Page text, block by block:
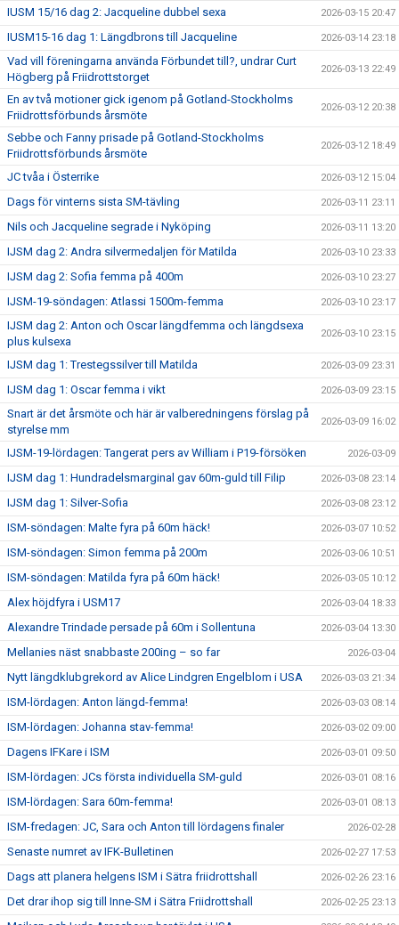
IUSM 15/16 dag 2: Jacqueline dubbel sexa 2026-03-15 20:47
IUSM15-16 dag 1: Längdbrons till Jacqueline 2026-03-14 23:18
Vad vill föreningarna använda Förbundet till?, undrar Curt
Högberg på Friidrottstorget
2026-03-13 22:49
En av två motioner gick igenom på Gotland-Stockholms
Friidrottsförbunds årsmöte
2026-03-12 20:38
Sebbe och Fanny prisade på Gotland-Stockholms
Friidrottsförbunds årsmöte
2026-03-12 18:49
JC tvåa i Österrike 2026-03-12 15:04
Dags för vinterns sista SM-tävling 2026-03-11 23:11
Nils och Jacqueline segrade i Nyköping 2026-03-11 13:20
IJSM dag 2: Andra silvermedaljen för Matilda 2026-03-10 23:33
IJSM dag 2: Sofia femma på 400m 2026-03-10 23:27
IJSM-19-söndagen: Atlassi 1500m-femma 2026-03-10 23:17
IJSM dag 2: Anton och Oscar längdfemma och längdsexa
plus kulsexa
2026-03-10 23:15
IJSM dag 1: Trestegssilver till Matilda 2026-03-09 23:31
IJSM dag 1: Oscar femma i vikt 2026-03-09 23:15
Snart är det årsmöte och här är valberedningens förslag på
styrelse mm
2026-03-09 16:02
IJSM-19-lördagen: Tangerat pers av William i P19-försöken 2026-03-09
IJSM dag 1: Hundradelsmarginal gav 60m-guld till Filip 2026-03-08 23:14
IJSM dag 1: Silver-Sofia 2026-03-08 23:12
ISM-söndagen: Malte fyra på 60m häck! 2026-03-07 10:52
ISM-söndagen: Simon femma på 200m 2026-03-06 10:51
ISM-söndagen: Matilda fyra på 60m häck! 2026-03-05 10:12
Alex höjdfyra i USM17 2026-03-04 18:33
Alexandre Trindade persade på 60m i Sollentuna 2026-03-04 13:30
Mellanies näst snabbaste 200ing – so far 2026-03-04
Nytt längdklubgrekord av Alice Lindgren Engelblom i USA 2026-03-03 21:34
ISM-lördagen: Anton längd-femma! 2026-03-03 08:14
ISM-lördagen: Johanna stav-femma! 2026-03-02 09:00
Dagens IFKare i ISM 2026-03-01 09:50
ISM-lördagen: JCs första individuella SM-guld 2026-03-01 08:16
ISM-lördagen: Sara 60m-femma! 2026-03-01 08:13
ISM-fredagen: JC, Sara och Anton till lördagens finaler 2026-02-28
Senaste numret av IFK-Bulletinen 2026-02-27 17:53
Dags att planera helgens ISM i Sätra friidrottshall 2026-02-26 23:16
Det drar ihop sig till Inne-SM i Sätra Friidrottshall 2026-02-25 23:13